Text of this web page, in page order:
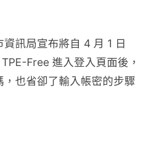
訊局宣布將自 4 月 1 日
Free 進入登入頁面後，
也省卻了輸入帳密的步驟